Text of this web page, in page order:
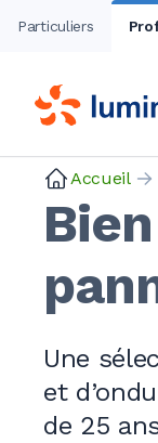
Particuliers
Accueil
Une
et
de 25